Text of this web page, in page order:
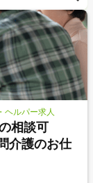
ヘルパー求人
相談可
介護のお仕